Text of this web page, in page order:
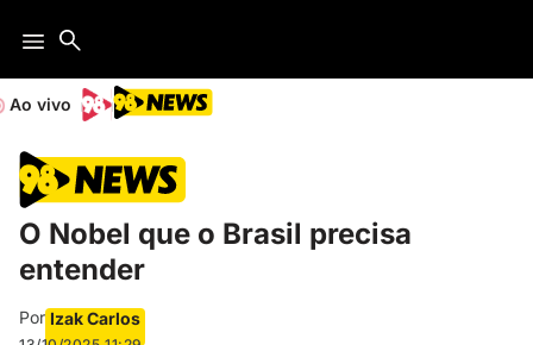
Ao vivo
O Nobel que o Brasil precisa
entender
Por Izak Carlos